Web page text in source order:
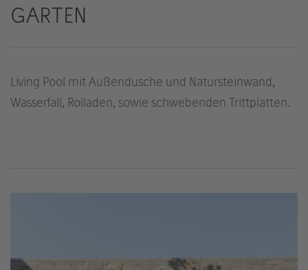
GARTEN
Living Pool mit Außendusche und Natursteinwand,
Wasserfall, Rolladen, sowie schwebenden Trittplatten.